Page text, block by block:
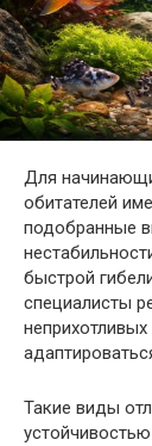
Для
обитателей
подобранные
быстрой
специалисты
Такие виды